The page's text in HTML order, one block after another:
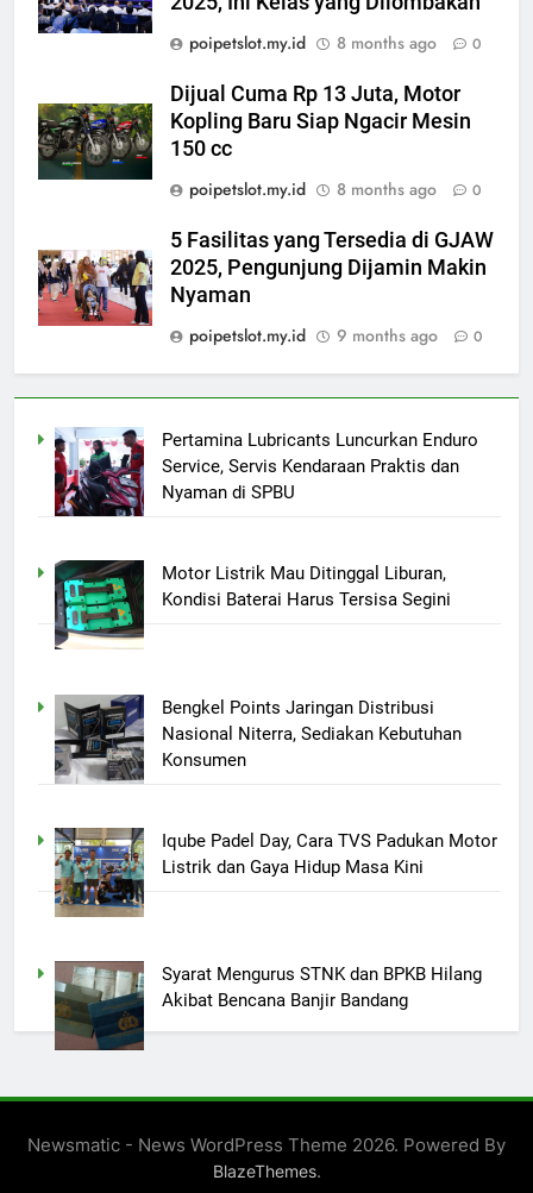
poipetslot.my.id
8 months ago 0
Dijual Cuma Rp 13 Juta, Motor
Kopling Baru Siap Ngacir Mesin
150 cc
poipetslot.my.id
8 months ago 0
5 Fasilitas yang Tersedia di GJAW
2025, Pengunjung Dijamin Makin
Nyaman
poipetslot.my.id
9 months ago 0
Pertamina Lubricants Luncurkan Enduro
Service, Servis Kendaraan Praktis dan
Nyaman di SPBU
Motor Listrik Mau Ditinggal Liburan,
Kondisi Baterai Harus Tersisa Segini
Bengkel Points Jaringan Distribusi
Nasional Niterra, Sediakan Kebutuhan
Konsumen
Iqube Padel Day, Cara TVS Padukan Motor
Listrik dan Gaya Hidup Masa Kini
Syarat Mengurus STNK dan BPKB Hilang
Akibat Bencana Banjir Bandang
Newsmatic - News WordPress Theme 2026. Powered By
BlazeThemes.